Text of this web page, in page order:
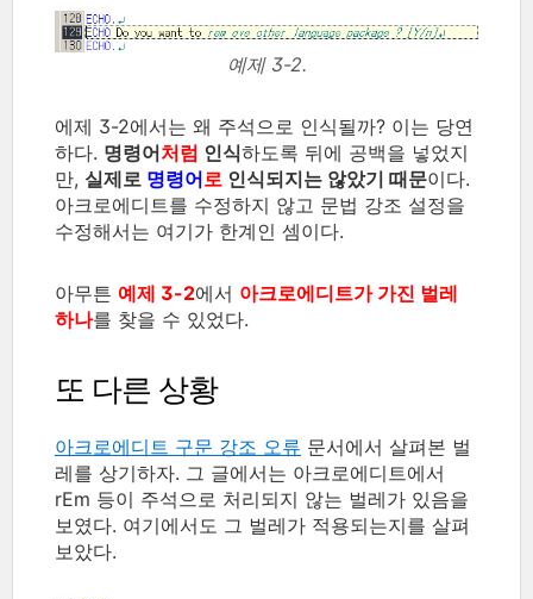
예제 3-2.
에제 3-2에서는 왜 주석으로 인식될까? 이는 당연
하다. 명령어처럼 인식하도록 뒤에 공백을 넣었지
만, 실제로 명령어로 인식되지는 않았기 때문이다.
아크로에디트를 수정하지 않고 문법 강조 설정을
수정해서는 여기가 한계인 셈이다.
아무튼 예제 3-2에서 아크로에디트가 가진 벌레
하나를 찾을 수 있었다.
또 다른 상황
아크로에디트 구문 강조 오류 문서에서 살펴본 벌
레를 상기하자. 그 글에서는 아크로에디트에서
rEm 등이 주석으로 처리되지 않는 벌레가 있음을
보였다. 여기에서도 그 벌레가 적용되는지를 살펴
보았다.